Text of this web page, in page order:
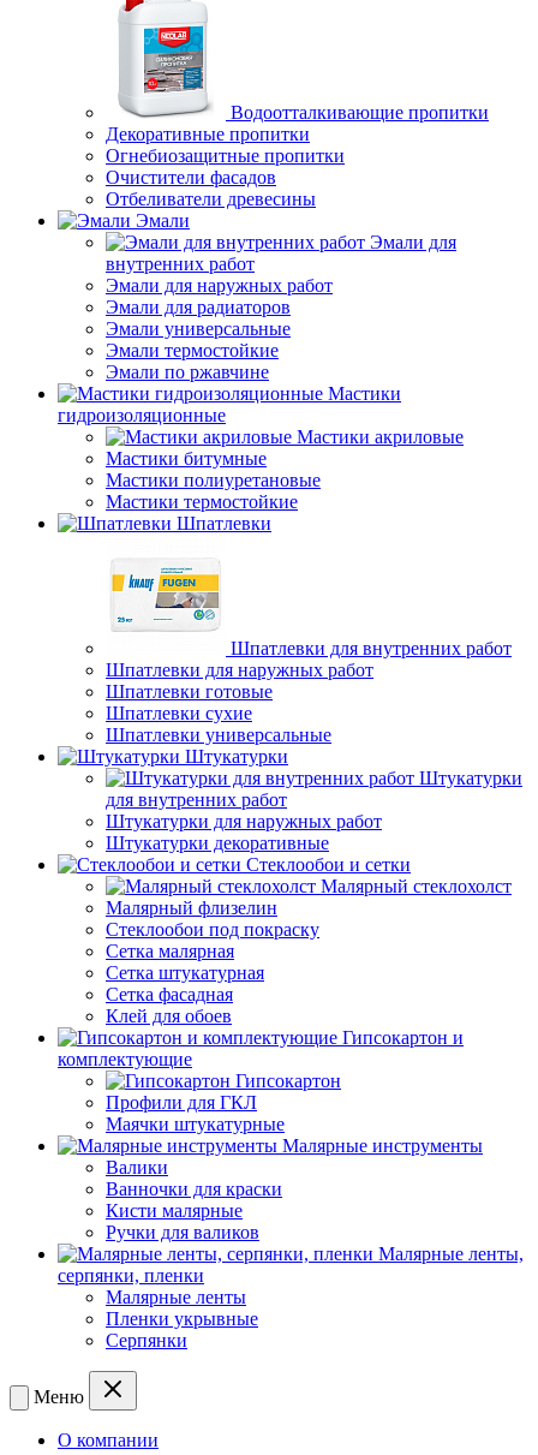
Водоотталкивающие пропитки
Декоративные пропитки
Огнебиозащитные пропитки
Очистители фасадов
Отбеливатели древесины
Эмали
Эмали для
внутренних работ
Эмали для наружных работ
Эмали для радиаторов
Эмали универсальные
Эмали термостойкие
Эмали по ржавчине
Мастики
гидроизоляционные
Мастики акриловые
Мастики битумные
Мастики полиуретановые
Мастики термостойкие
Шпатлевки
Шпатлевки для внутренних работ
Шпатлевки для наружных работ
Шпатлевки готовые
Шпатлевки сухие
Шпатлевки универсальные
Штукатурки
Штукатурки
для внутренних работ
Штукатурки для наружных работ
Штукатурки декоративные
Стеклообои и сетки
Малярный стеклохолст
Малярный флизелин
Стеклообои под покраску
Сетка малярная
Сетка штукатурная
Сетка фасадная
Клей для обоев
Гипсокартон и
комплектующие
Гипсокартон
Профили для ГКЛ
Маячки штукатурные
Малярные инструменты
Валики
Ванночки для краски
Кисти малярные
Ручки для валиков
Малярные ленты,
серпянки, пленки
Малярные ленты
Пленки укрывные
Серпянки
Меню
О компании